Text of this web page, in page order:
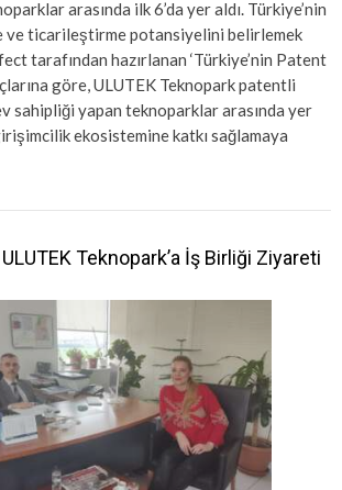
arasında ilk 6’da yer aldı. Türkiye’nin
ticarileştirme potansiyelini belirlemek
tarafından hazırlanan ‘Türkiye’nin Patent
göre, ULUTEK Teknopark patentli
sahipliği yapan teknoparklar arasında yer
ekosistemine katkı sağlamaya
ULUTEK Teknopark’a İş Birliği Ziyareti